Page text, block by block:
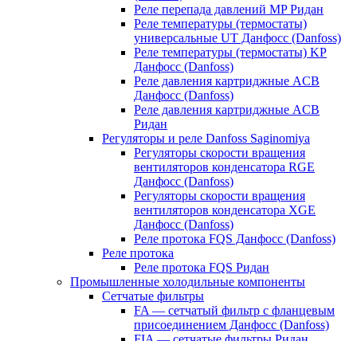
Реле перепада давлений MP Ридан
Реле температуры (термостаты)
универсальные UT Данфосс (Danfoss)
Реле температуры (термостаты) KP
Данфосс (Danfoss)
Реле давления картриджные ACB
Данфосс (Danfoss)
Реле давления картриджные ACB
Ридан
Регуляторы и реле Danfoss Saginomiya
Регуляторы скорости вращения
вентиляторов конденсатора RGE
Данфосс (Danfoss)
Регуляторы скорости вращения
вентиляторов конденсатора XGE
Данфосс (Danfoss)
Реле протока FQS Данфосс (Danfoss)
Реле протока
Реле протока FQS Ридан
Промышленные холодильные компоненты
Сетчатые фильтры
FA — сетчатый фильтр с фланцевым
присоединением Данфосс (Danfoss)